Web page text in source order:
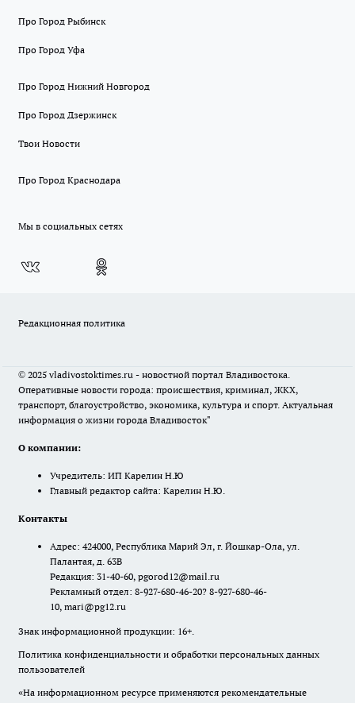
Про Город Рыбинск
Про Город Уфа
Про Город Нижний Новгород
Про Город Дзержинск
Твои Новости
Про Город Краснодара
Мы в социальных сетях
Редакционная политика
© 2025 vladivostoktimes.ru - новостной портал Владивостока.
Оперативные новости города: происшествия, криминал, ЖКХ,
транспорт, благоустройство, экономика, культура и спорт. Актуальная
информация о жизни города Владивосток"
О компании:
Учредитель: ИП Карелин Н.Ю
Главный редактор сайта: Карелин Н.Ю.
Контакты
Адрес: 424000, Республика Марий Эл, г. Йошкар-Ола, ул.
Палантая, д. 63В
Редакция: 31-40-60, pgorod12@mail.ru
Рекламный отдел: 8-927-680-46-20? 8-927-680-46-
10, mari@pg12.ru
Знак информационной продукции: 16+.
Политика конфиденциальности и обработки персональных данных
пользователей
«На информационном ресурсе применяются рекомендательные